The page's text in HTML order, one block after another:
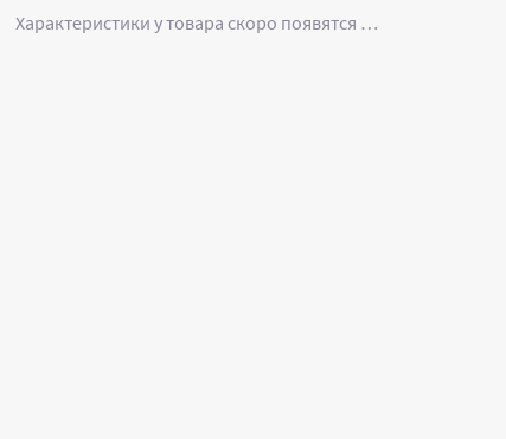
Характеристики у товара скоро появятся …